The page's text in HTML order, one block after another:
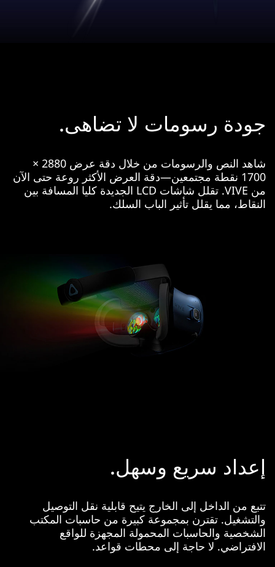
جودة رسومات لا تضاهى.
شاهد النص والرسومات من خلال دقة عرض 2880 ×
1700 نقطة مجتمعين—دقة العرض الأكثر روعة حتى الآن
من VIVE. تقلل شاشات LCD الجديدة كليا المسافة بين
النقاط، مما يقلل تأثير الباب السلك.
إعداد سريع وسهل.
تتبع من الداخل إلى الخارج يتيح قابلية نقل التوصيل
والتشغيل. تقترن بمجموعة كبيرة من حاسبات المكتب
الشخصية والحاسبات المحمولة المجهزة للواقع
الافتراضي. لا حاجة إلى محطات قواعد.